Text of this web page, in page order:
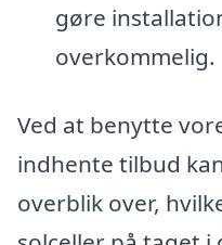
gøre
overkommelig.
Ved at benytte
indhente tilbud
overblik over,